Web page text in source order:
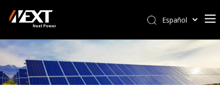
Español
Kiswahili
ไทย
Italiano